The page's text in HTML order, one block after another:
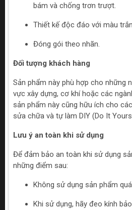
bám và chống trơn trượt.
Thiết kế độc đáo với màu
Đóng gói theo nhãn.
Đối tượng khách hàng
Sản phẩm này phù hợp cho những
vực xây dựng, cơ khí hoặc các
sản phẩm này cũng hữu ích cho
sửa chữa và tự làm DIY (Do It
Lưu ý an toàn khi sử dụng
Để đảm bảo an toàn khi sử dụng
những điểm sau:
Không sử dụng sản phẩm
Khi sử dụng, hãy đeo kính